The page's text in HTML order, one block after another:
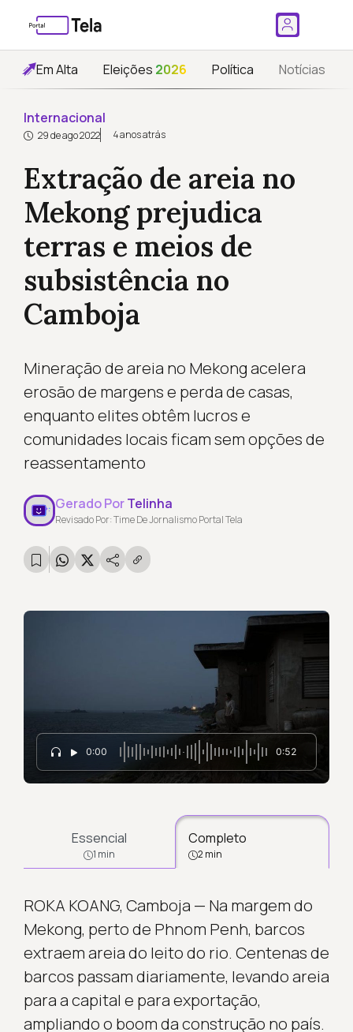
Em Alta Eleições 2026 Política Notícias
Internacional
29 de ago 2022 4 anos atrás
Extração de areia no
Mekong prejudica
terras e meios de
subsistência no
Camboja
Mineração de areia no Mekong acelera
erosão de margens e perda de casas,
enquanto elites obtêm lucros e
comunidades locais ficam sem opções de
reassentamento
Gerado PorTelinha
Revisado Por: Time De Jornalismo Portal Tela
0:00 0:52
Essencial
1 min
Completo
2 min
ROKA KOANG, Camboja — Na margem do
Mekong, perto de Phnom Penh, barcos
extraem areia do leito do rio. Centenas de
barcos passam diariamente, levando areia
para a capital e para exportação,
ampliando o boom da construção no país.